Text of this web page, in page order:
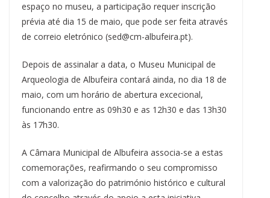
espaço no museu, a participação requer inscrição
prévia até dia 15 de maio, que pode ser feita através
de correio eletrónico (sed@cm-albufeira.pt).
Depois de assinalar a data, o Museu Municipal de
Arqueologia de Albufeira contará ainda, no dia 18 de
maio, com um horário de abertura excecional,
funcionando entre as 09h30 e as 12h30 e das 13h30
às 17h30.
A Câmara Municipal de Albufeira associa-se a estas
comemorações, reafirmando o seu compromisso
com a valorização do património histórico e cultural